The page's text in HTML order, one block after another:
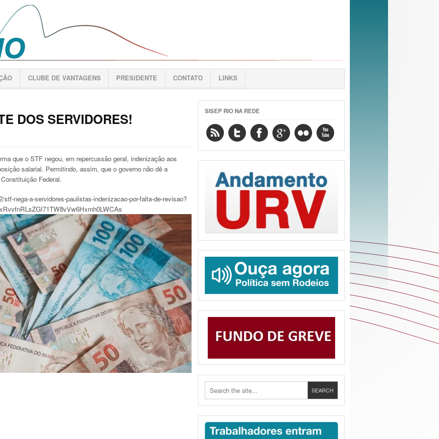
CLUBE DE VANTAGENS PRESIDENTE CONTATO LINKS
DOS SERVIDORES!
que o STF negou, em repercussão geral, indenização aos
salarial. Permitindo, assim, que o governo não dê a
Federal.
nega-a-servidores-paulistas-indenizacao-por-falta-de-revisao?
SISEP RIO NA REDE